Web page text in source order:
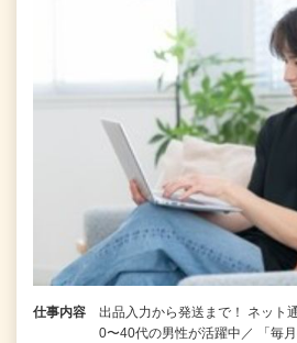
仕事内容
出品入力から発送まで！ ネット
0〜40代の男性が活躍中／ 「毎